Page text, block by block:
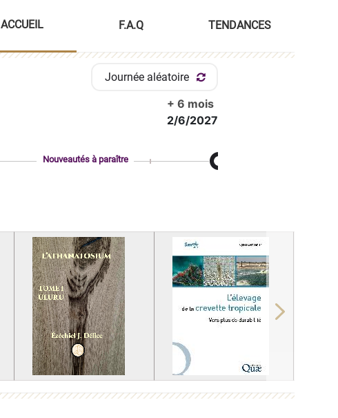
ACCUEIL F.A.Q TENDANCES
Journée aléatoire
+ 6 mois
2/6/2027
Nouveautés à paraître
Next